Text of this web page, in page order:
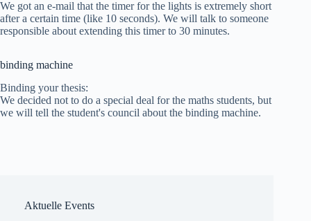
We got an e-mail that the timer for the lights is extremely short
after a certain time (like 10 seconds). We will talk to someone
responsible about extending this timer to 30 minutes.
binding machine
Binding your thesis:
We decided not to do a special deal for the maths students, but
we will tell the student's council about the binding machine.
Aktuelle Events